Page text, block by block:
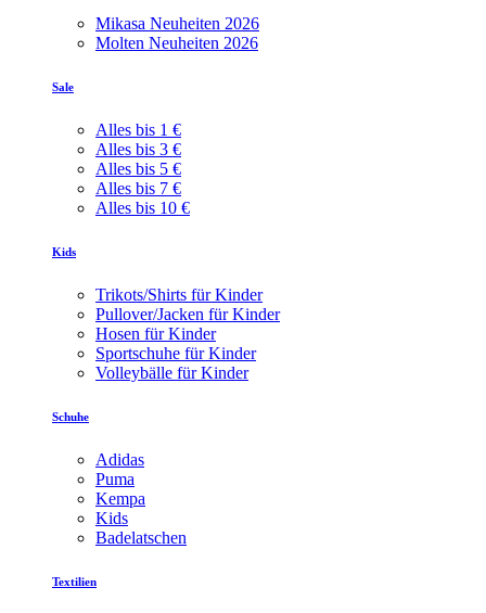
Mikasa Neuheiten 2026
Molten Neuheiten 2026
Sale
Alles bis 1 €
Alles bis 3 €
Alles bis 5 €
Alles bis 7 €
Alles bis 10 €
Kids
Trikots/Shirts für Kinder
Pullover/Jacken für Kinder
Hosen für Kinder
Sportschuhe für Kinder
Volleybälle für Kinder
Schuhe
Adidas
Puma
Kempa
Kids
Badelatschen
Textilien